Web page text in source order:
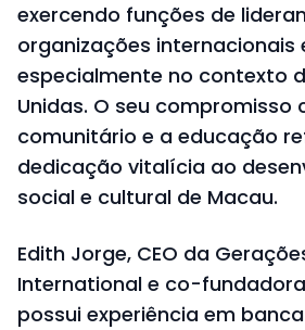
exercendo funções de
organizações internacionais
especialmente no contexto
Unidas. O seu compromisso
comunitário e a educação
dedicação vitalícia ao
social e cultural de Macau.
Edith Jorge, CEO da
International e co-fundadora
possui experiência em